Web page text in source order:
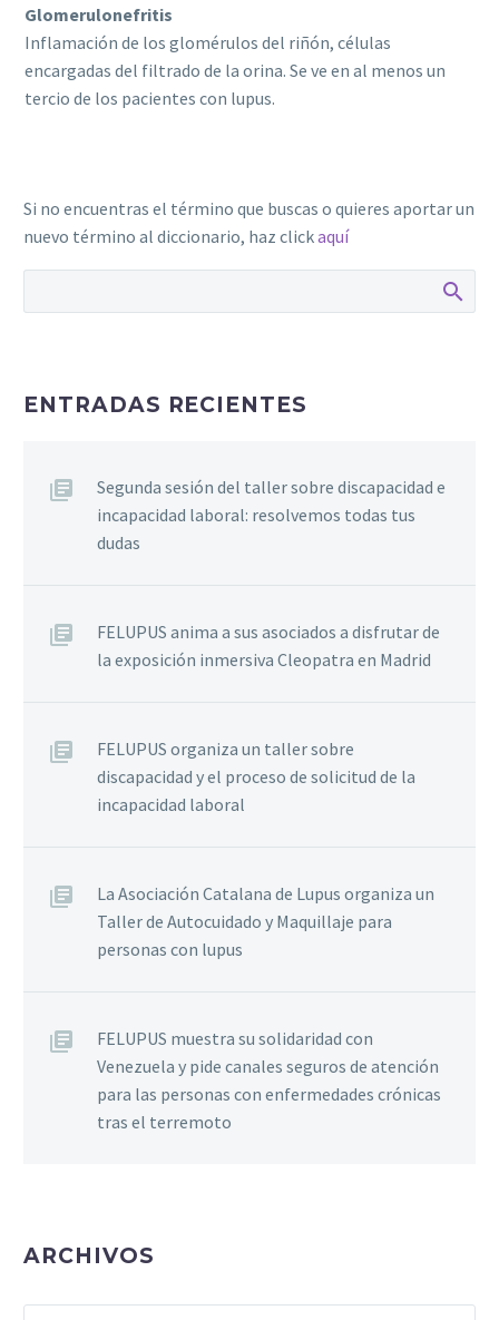
Glomerulonefritis
Inflamación de los glomérulos del riñón, células
encargadas del filtrado de la orina. Se ve en al menos un
tercio de los pacientes con lupus.
Si no encuentras el término que buscas o quieres aportar un
nuevo término al diccionario, haz clickaquí
ENTRADAS RECIENTES
Segunda sesión del taller sobre discapacidad e
incapacidad laboral: resolvemos todas tus
dudas
FELUPUS anima a sus asociados a disfrutar de
la exposición inmersiva Cleopatra en Madrid
FELUPUS organiza un taller sobre
discapacidad y el proceso de solicitud de la
incapacidad laboral
La Asociación Catalana de Lupus organiza un
Taller de Autocuidado y Maquillaje para
personas con lupus
FELUPUS muestra su solidaridad con
Venezuela y pide canales seguros de atención
para las personas con enfermedades crónicas
tras el terremoto
ARCHIVOS